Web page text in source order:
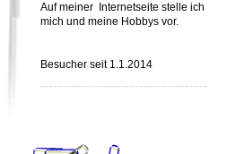
Auf meiner Internetseite stelle ich
mich und meine Hobbys vor.
Besucher seit 1.1.2014